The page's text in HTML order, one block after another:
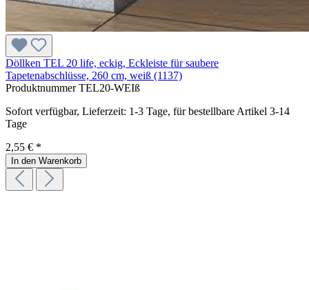
Döllken TEL 20 life, eckig, Eckleiste für saubere
Tapetenabschlüsse, 260 cm, weiß (1137)
ProduktnummerTEL20-WEIß
Sofort verfügbar, Lieferzeit: 1-3 Tage, für bestellbare Artikel 3-14
Tage
2,55 € *
In den Warenkorb